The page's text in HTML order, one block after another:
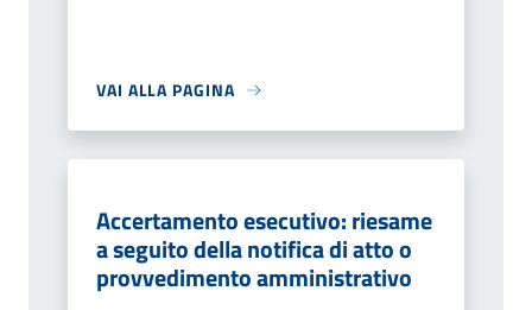
VAI ALLA PAGINA
Accertamento esecutivo: riesame
a seguito della notifica di atto o
provvedimento amministrativo